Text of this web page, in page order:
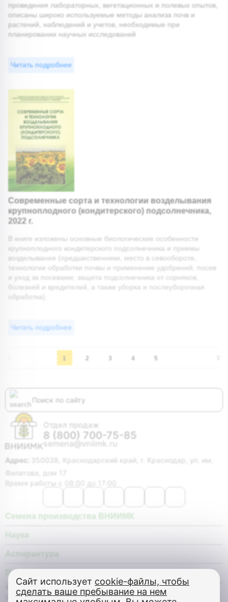
проведения лабораторных, вегетационных и полевых опытов,
описаны широко используемые методы анализа почв и
растений, наблюдений и учетов, необходимые при
планировании научных исследований
Читать подробнее
Современные сорта и технологии возделывания
крупноплодного (кондитерского) подсолнечника,
2022 г.
В книге изложены основные биологические особенности
крупноплодного кондитерского подсолнечника и приемы
возделывания (предшественники, место в севообороте,
технологии обработки почвы и применение удобрений, посев
и уход за посевами, защита подсолнечника от сорняков,
болезней и вредителей, а также уборка и послеуборочная
обработка).
Читать подробнее
2 4 5
Отдел продаж
8 (800) 700-75-85
semena@vniimk.ru
Адрес:
350038, Краснодарский край, г. Краснодар, ул. им.
Филатова, дом 17
Время работы с 08:00 до 17:00
© Федеральное государственное бюджетное научное
учреждение «Федеральный научный центр «Всероссийский
Семена производства ВНИИМК
Наука
Аспирантура
Покупателю
Сайт использует cookie-файлы, чтобы
сделать ваше пребывание на нем